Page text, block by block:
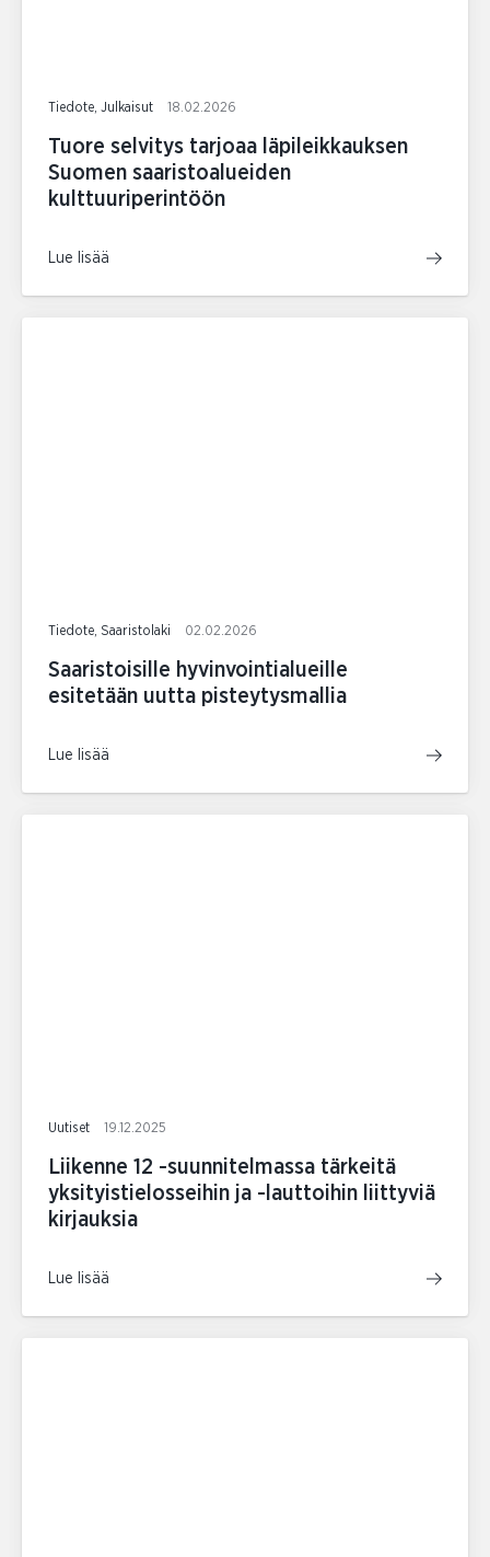
Tiedote, Julkaisut 18.02.2026
Tuore selvitys tarjoaa läpileikkauksen
Suomen saaristoalueiden
kulttuuriperintöön
Lue lisää
Tiedote, Saaristolaki 02.02.2026
Saaristoisille hyvinvointialueille
esitetään uutta pisteytysmallia
Lue lisää
Uutiset 19.12.2025
Liikenne 12 -suunnitelmassa tärkeitä
yksityistielosseihin ja -lauttoihin liittyviä
kirjauksia
Lue lisää